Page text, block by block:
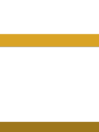
GRAFZERK
ALLLES